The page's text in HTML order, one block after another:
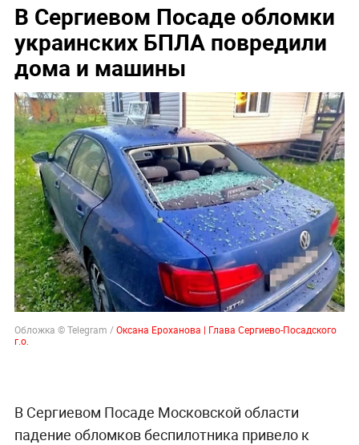
В Сергиевом Посаде обломки
украинских БПЛА повредили
дома и машины
Обложка © Telegram /Оксана Ероханова | Глава Сергиево-Посадского
г.о.
В Сергиевом Посаде Московской области
падение обломков беспилотника привело к